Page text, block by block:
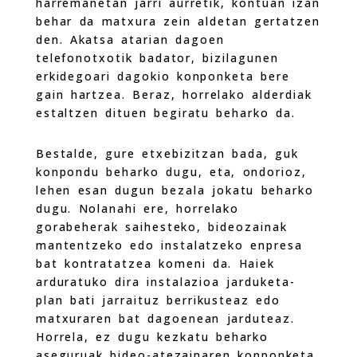
behar da matxura zein aldetan gertatzen
den. Akatsa atarian dagoen
telefonotxotik badator, bizilagunen
erkidegoari dagokio konponketa bere
gain hartzea. Beraz, horrelako alderdiak
estaltzen dituen begiratu beharko da.
Bestalde, gure etxebizitzan bada, guk
konpondu beharko dugu, eta, ondorioz,
lehen esan dugun bezala jokatu beharko
dugu. Nolanahi ere, horrelako
gorabeherak saihesteko, bideozainak
mantentzeko edo instalatzeko enpresa
bat kontratatzea komeni da. Haiek
arduratuko dira instalazioa jarduketa-
plan bati jarraituz berrikusteaz edo
matxuraren bat dagoenean jarduteaz.
Horrela, ez dugu kezkatu beharko